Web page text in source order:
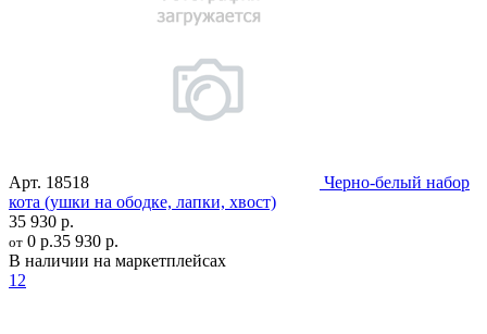
Арт. 18518
Черно-белый набор
кота (ушки на ободке, лапки, хвост)
35 930 р.
от 0 р.35 930 р.
В наличии на маркетплейсах
12